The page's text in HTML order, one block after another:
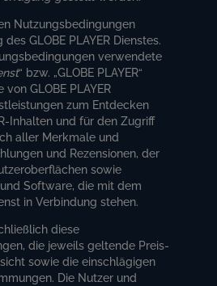
Nutzungsbedingungen
GLOBE PLAYER Dienstes.
verwendete
“ bzw. „GLOBE PLAYER“
GLOBE PLAYER
zum Entdecken
Inhalten und für den Zugriff
aller Merkmale und
und Rezensionen, der
sowie
Software, die mit dem
in Verbindung stehen.
diese
die jeweils geltende Preis-
sowie die einschlägigen
Die Nutzer und